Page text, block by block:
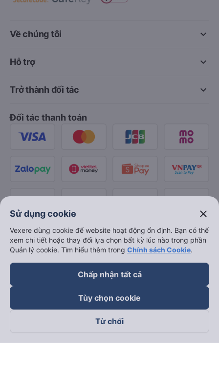
keyboard_arrow_down
Về chúng tôi
keyboard_arrow_down
Hỗ trợ
keyboard_arrow_down
Trở thành đối tác
Đối tác thanh toán
Theo dõi chúng tôi trên
Sử dụng cookie close
Vexere dùng cookie để website hoạt động ổn định. Bạn có thể
xem chi tiết hoặc thay đổi lựa chọn bất kỳ lúc nào trong phần
Quản lý cookie. Tìm hiểu thêm trong Chính sách Cookie.
Chấp nhận tất cả
Tùy chọn cookie
Từ chối